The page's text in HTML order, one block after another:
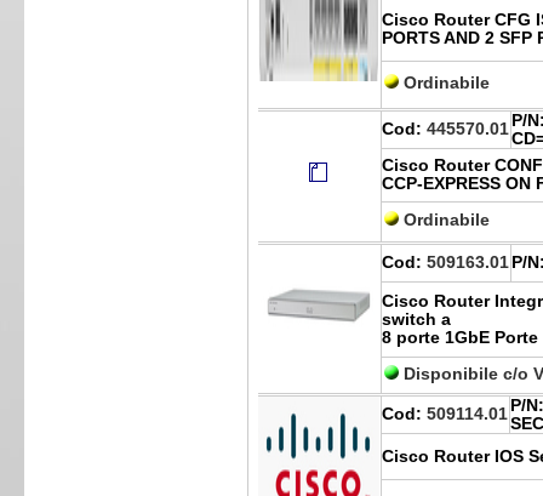
Cisco Router CFG
PORTS AND 2 SFP
Ordinabile
Cod: 445570.01 P/
Cisco Router
CCP-EXPRESS ON
Ordinabile
Cod: 509163.01 P/
Cisco Router
switch a
8 porte 1GbE Porte
Disponibile c/o
Cod: 509114.01 P/N:
Cisco Router IOS